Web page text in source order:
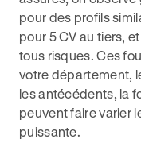
pour des profils
pour 5 CV au tiers,
tous risques. Ces
votre département,
les antécédents, la
peuvent faire varier
puissante.